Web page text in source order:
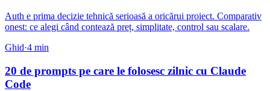
Auth e prima decizie tehnică serioasă a oricărui proiect. Comparativ
onest: ce alegi când contează preț, simplitate, control sau scalare.
Ghid·4 min
20 de prompts pe care le folosesc zilnic cu Claude
Code